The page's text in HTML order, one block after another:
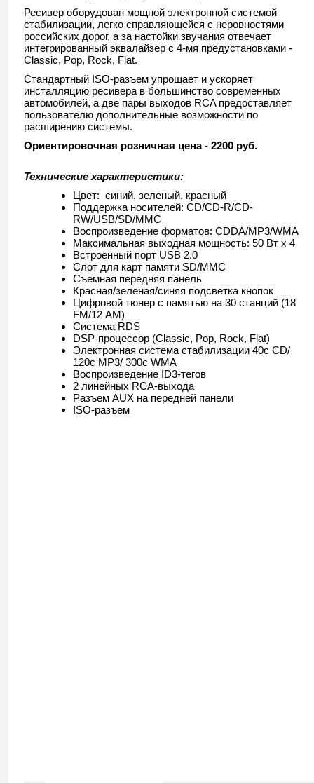
Ресивер оборудован мощной электронной системой
стабилизации, легко справляющейся с неровностями
российских дорог, а за настойки звучания отвечает
интегрированный эквалайзер с 4-мя предустановками -
Classic, Pop, Rock, Flat.
Стандартный ISO-разъем упрощает и ускоряет
инсталляцию ресивера в большинство современных
автомобилей, а две пары выходов RCA предоставляет
пользователю дополнительные возможности по
расширению системы.
Ориентировочная розничная цена - 2200 руб.
Технические характеристики:
Цвет: синий, зеленый, красный
Поддержка носителей: CD/CD-R/CD-
RW/USB/SD/MMC
Воспроизведение форматов: CDDA/MP3/WMA
Максимальная выходная мощность: 50 Вт x 4
Встроенный порт USB 2.0
Слот для карт памяти SD/MMC
Съемная передняя панель
Красная/зеленая/синяя подсветка кнопок
Цифровой тюнер с памятью на 30 станций (18
FM/12 АМ)
Система RDS
DSP-процессор (Classic, Pop, Rock, Flat)
Электронная система стабилизации 40с CD/
120с MP3/ 300с WMA
Воспроизведение ID3-тегов
2 линейных RCA-выхода
Разъем AUX на передней панели
ISO-разъем